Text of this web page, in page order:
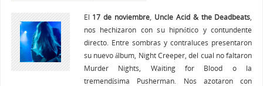
El 17 de noviembre Uncle Acid & the Deadbeats
nos hechizaron con su hipnótico y contundente
directo. Entre sombras y contraluces presentaron
su nuevo álbum, Night Creeper, del cual no faltaron
Murder Nights, Waiting for Blood o la
tremendísima Pusherman. Nos azotaron con